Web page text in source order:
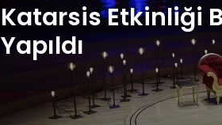
Katarsis Etkinliği
Yapıldı